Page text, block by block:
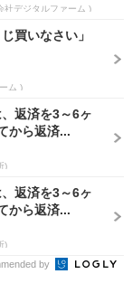
社デジタルファーム )
買いなさい」
ム )
返済を3～6ヶ
から返済...
)
返済を3～6ヶ
から返済...
)
by